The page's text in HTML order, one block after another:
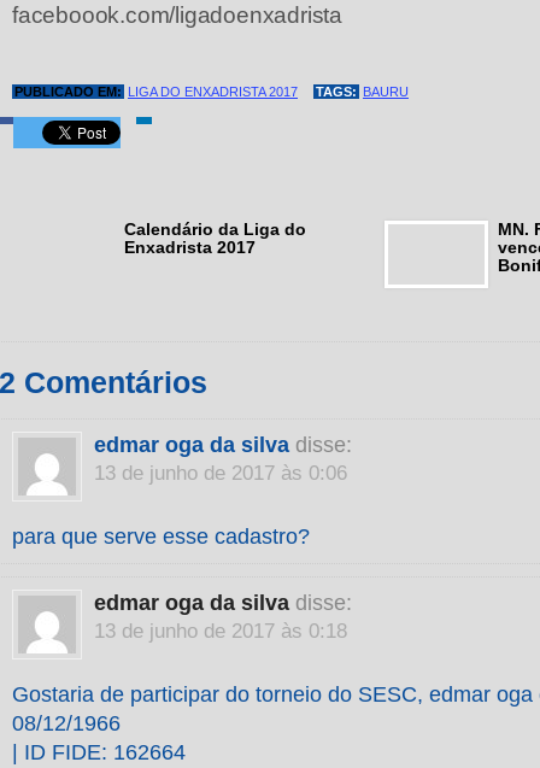
faceboook.com/ligadoenxadrista
PUBLICADO EM: LIGA DO ENXADRISTA 2017 TAGS: BAURU
Calendário da Liga do
Enxadrista 2017
MN.
2 Comentários
edmar oga da silva disse:
13 de junho de 2017 às 0:06
para que serve esse cadastro?
edmar oga da silva disse:
13 de junho de 2017 às 0:18
Gostaria de participar do torneio do SESC, edmar
08/12/1966
| ID FIDE: 162664